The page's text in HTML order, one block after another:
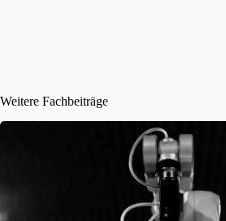
Weitere Fachbeiträge